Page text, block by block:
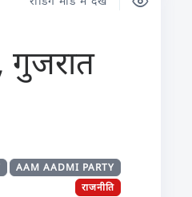
गुजरात
AAM AADMI PARTY
राजनीति